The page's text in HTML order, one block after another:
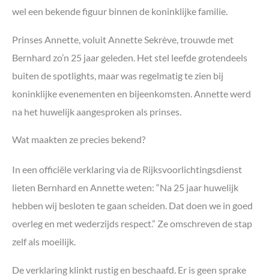
wel een bekende figuur binnen de koninklijke familie.
Prinses Annette, voluit Annette Sekrève, trouwde met
Bernhard zo’n 25 jaar geleden. Het stel leefde grotendeels
buiten de spotlights, maar was regelmatig te zien bij
koninklijke evenementen en bijeenkomsten. Annette werd
na het huwelijk aangesproken als prinses.
Wat maakten ze precies bekend?
In een officiële verklaring via de Rijksvoorlichtingsdienst
lieten Bernhard en Annette weten: “Na 25 jaar huwelijk
hebben wij besloten te gaan scheiden. Dat doen we in goed
overleg en met wederzijds respect.” Ze omschreven de stap
zelf als moeilijk.
De verklaring klinkt rustig en beschaafd. Er is geen sprake